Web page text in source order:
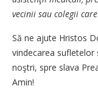
vecinii sau colegii
Să ne ajute Hristos
vindecarea
noştri, spre slava
Amin!